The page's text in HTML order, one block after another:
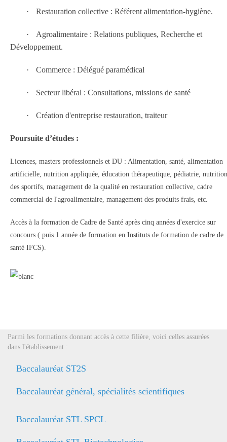
Restauration collective : Référent alimentation-hygiène.
Agroalimentaire : Relations publiques, Recherche et
Développement.
Commerce : Délégué paramédical
Secteur libéral : Consultations, missions de santé
Création d'entreprise restauration, traiteur
Poursuite d’études :
Licences, masters professionnels et DU : Alimentation, santé, alimentation
artificielle, nutrition appliquée, éducation thérapeutique, pédiatrie, nutrition
des sportifs, management de la qualité en restauration collective, cadre
commercial de l'agroalimentaire, management des produits frais, etc.
Accès à la formation de Cadre de Santé après cinq années d'exercice sur
concours ( puis 1 année de formation en Instituts de formation de cadre de
santé IFCS).
Parmi les formations donnant accès à cette filière, voici celles assurées
dans l'établissement :
Baccalauréat ST2S
Baccalauréat général, spécialités scientifiques
Baccalauréat STL SPCL